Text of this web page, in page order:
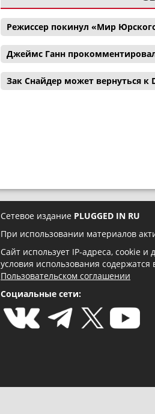
Режиссер покинул «Мир
Джеймс Ганн
Зак Снайдер может вернуться к
Сетевое издание PLUGGED IN RU
При использовании материалов
Сайт использует IP-адреса, cookie
условия использования содержатся
Пользовательском соглашении
Социальные сети: